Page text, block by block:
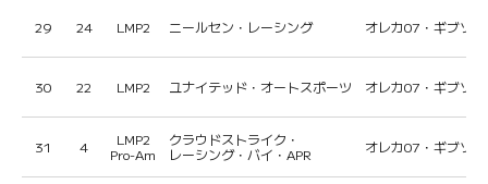
29 24 LMP2 ニールセン・レーシング オレカ07・ギブソン
30 22 LMP2 ユナイテッド・オートスポーツ オレカ07・ギブソン
31 4
LMP2
Pro-Am
クラウドストライク・
レーシング・バイ・APR
オレカ07・ギブソン